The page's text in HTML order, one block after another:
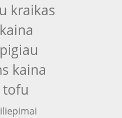
kraikas
kaina
tofu